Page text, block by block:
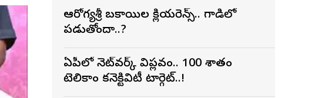
ఆరోగ్యశ్రీ బకాయిల క్లియరెన్స్.. గాడిలో
పడుతోందా..?
ఏపీలో నెట్‌వర్క్ విప్లవం.. 100 శాతం
టెలికాం కనెక్టివిటీ టార్గెట్..!